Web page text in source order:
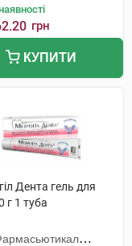
грн
КУПИТИ
Дента гель для
г 1 туба